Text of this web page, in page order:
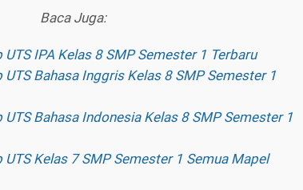
Baca Juga:
IPA Kelas 8 SMP Semester 1 Terbaru
UTS Bahasa Inggris Kelas 8 SMP Semester 1
UTS Bahasa Indonesia Kelas 8 SMP Semester 1
UTS Kelas 7 SMP Semester 1 Semua Mapel